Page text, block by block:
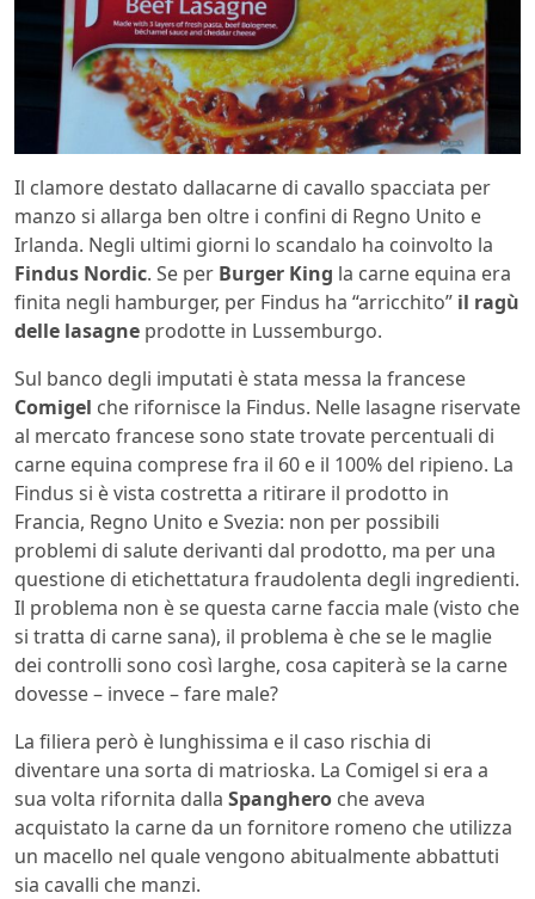
Il clamore destato dallacarne di cavallo spacciata per
manzo si allarga ben oltre i confini di Regno Unito e
Irlanda. Negli ultimi giorni lo scandalo ha coinvolto la
Findus Nordic. Se per Burger King la carne equina era
finita negli hamburger, per Findus ha “arricchito” il ragù
delle lasagne prodotte in Lussemburgo.
Sul banco degli imputati è stata messa la francese
Comigel che rifornisce la Findus. Nelle lasagne riservate
al mercato francese sono state trovate percentuali di
carne equina comprese fra il 60 e il 100% del ripieno. La
Findus si è vista costretta a ritirare il prodotto in
Francia, Regno Unito e Svezia: non per possibili
problemi di salute derivanti dal prodotto, ma per una
questione di etichettatura fraudolenta degli ingredienti.
Il problema non è se questa carne faccia male (visto che
si tratta di carne sana), il problema è che se le maglie
dei controlli sono così larghe, cosa capiterà se la carne
dovesse – invece – fare male?
La filiera però è lunghissima e il caso rischia di
diventare una sorta di matrioska. La Comigel si era a
sua volta rifornita dalla Spanghero che aveva
acquistato la carne da un fornitore romeno che utilizza
un macello nel quale vengono abitualmente abbattuti
sia cavalli che manzi.